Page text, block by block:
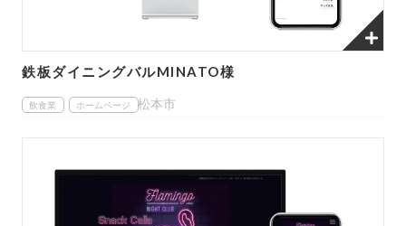
鉄板ダイニングバルMINATO様
飲食業 ホームページ 松本市